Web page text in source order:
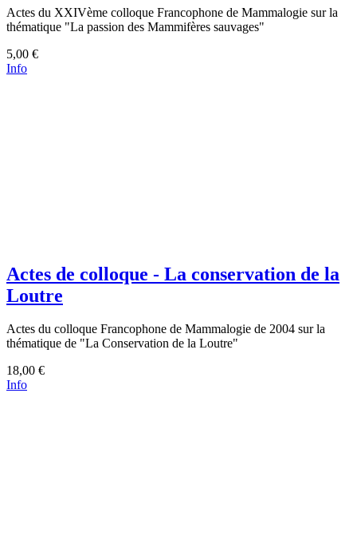
Actes du XXIVème colloque Francophone de Mammalogie sur la
thématique "La passion des Mammifères sauvages"
5,00 €
Info
Actes de colloque - La conservation de la
Loutre
Actes du colloque Francophone de Mammalogie de 2004 sur la
thématique de "La Conservation de la Loutre"
18,00 €
Info